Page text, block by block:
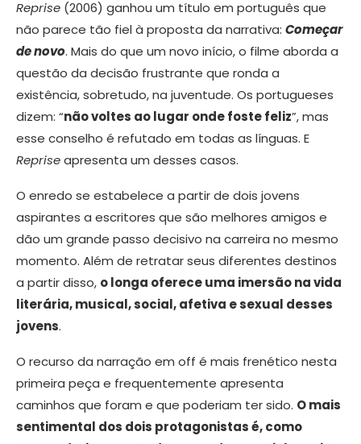
Reprise (2006) ganhou um título em português que
não parece tão fiel à proposta da narrativa: Começar
de novo. Mais do que um novo início, o filme aborda a
questão da decisão frustrante que ronda a
existência, sobretudo, na juventude. Os portugueses
dizem: “não voltes ao lugar onde foste feliz”, mas
esse conselho é refutado em todas as línguas. E
Repriseapresenta um desses casos.
O enredo se estabelece a partir de dois jovens
aspirantes a escritores que são melhores amigos e
dão um grande passo decisivo na carreira no mesmo
momento. Além de retratar seus diferentes destinos
a partir disso, o longa oferece uma imersão na vida
literária, musical, social, afetiva e sexual desses
jovens.
O recurso da narração em off é mais frenético nesta
primeira peça e frequentemente apresenta
caminhos que foram e que poderiam ter sido. O mais
sentimental dos dois protagonistas é, como